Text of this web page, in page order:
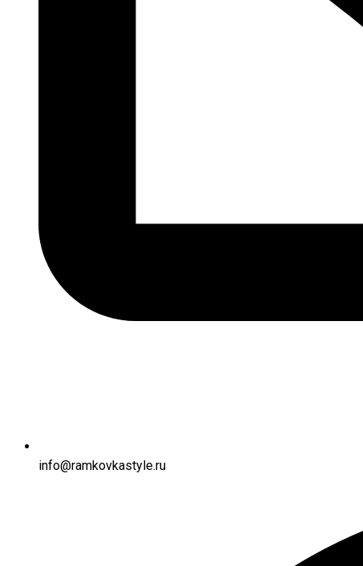
info@ramkovkastyle.ru